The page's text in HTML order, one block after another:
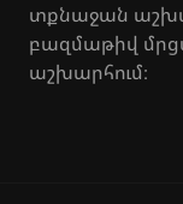
տքնաջան
բազմաթիվ
աշխարհում։